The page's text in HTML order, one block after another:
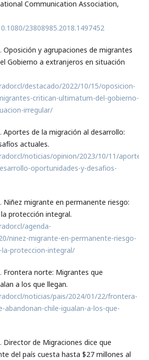
Communication Association,
23808985.2018.1497452
Oposición y agrupaciones de migrantes
Gobierno a extranjeros en situación
destacado/2022/10/15/oposicion-
critican-ultimatum-del-gobierno-
irregular/
Aportes de la migración al desarrollo:
actuales.
noticias/opinion/2023/10/11/aportes-
oportunidades-y-desafios-
Niñez migrante en permanente riesgo:
protección integral.
agenda-
ninez-migrante-en-permanente-riesgo-
proteccion-integral/
Frontera norte: Migrantes que
a los que llegan.
noticias/pais/2024/01/22/frontera-
chile-igualan-a-los-que-
Director de Migraciones dice que
del país cuesta hasta $27 millones al